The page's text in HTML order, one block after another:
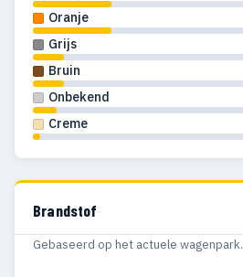
Oranje
Grijs
Bruin
Onbekend
Creme
Brandstof
Gebaseerd op het actuele wagenpark.